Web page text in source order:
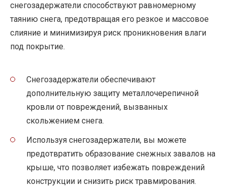
снегозадержатели способствуют равномерному
таянию снега, предотвращая его резкое и массовое
слияние и минимизируя риск проникновения влаги
под покрытие.
Снегозадержатели обеспечивают
дополнительную защиту металлочерепичной
кровли от повреждений, вызванных
скольжением снега.
Используя снегозадержатели, вы можете
предотвратить образование снежных завалов на
крыше, что позволяет избежать повреждений
конструкции и снизить риск травмирования.